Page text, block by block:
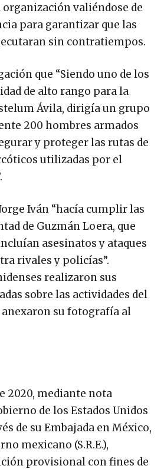
valiéndose de
para garantizar que las
sin contratiempos.
que “Siendo uno de los
de alto rango para la
Ávila, dirigía un grupo
200 hombres armados
y proteger las rutas de
utilizadas por el
Iván “hacía cumplir las
de Guzmán Loera, que
asesinatos y ataques
rivales y policías”.
realizaron sus
sobre las actividades del
su fotografía al
2020, mediante nota
de los Estados Unidos
de su Embajada en México,
mexicano (S.R.E.),
provisional con fines de